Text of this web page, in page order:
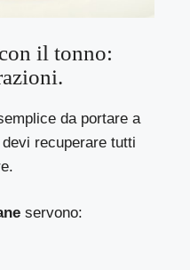
il tonno:
da portare a
recuperare tutti
servono: